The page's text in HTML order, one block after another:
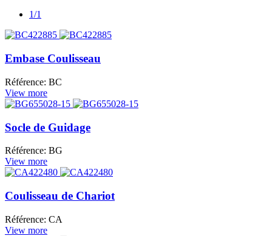
1/1
Embase Coulisseau
Référence: BC
View more
Socle de Guidage
Référence: BG
View more
Coulisseau de Chariot
Référence: CA
View more